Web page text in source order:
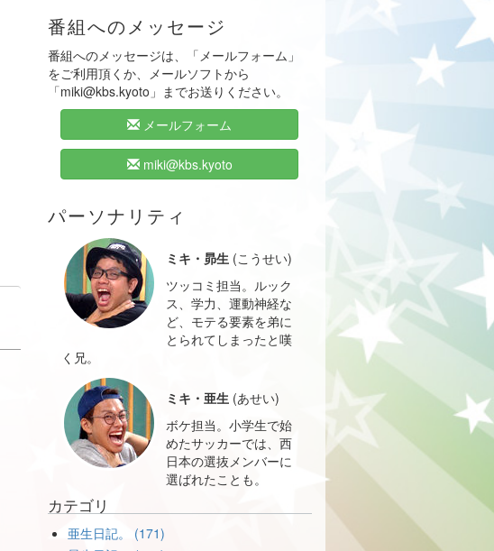
番組へのメッセージ
番組へのメッセージは、「メールフォーム」
をご利用頂くか、メールソフトから
「miki@kbs.kyoto」までお送りください。
メールフォーム
miki@kbs.kyoto
パーソナリティ
ミキ・昴生(こうせい)
ツッコミ担当。ルック
ス、学力、運動神経な
ど、モテる要素を弟に
とられてしまったと嘆
く兄。
ミキ・亜生(あせい)
ボケ担当。小学生で始
めたサッカーでは、西
日本の選抜メンバーに
選ばれたことも。
カテゴリ
亜生日記。 (171)